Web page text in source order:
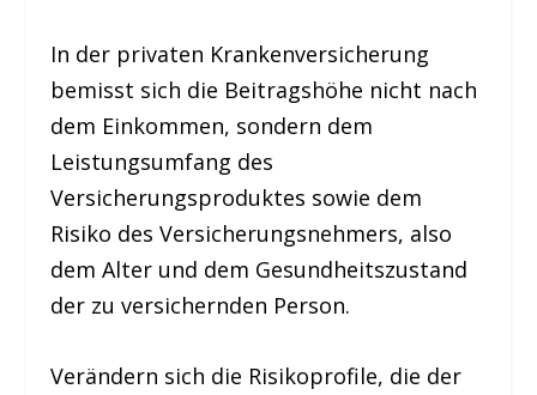
In der privaten Krankenversicherung
bemisst sich die Beitragshöhe nicht nach
dem Einkommen, sondern dem
Leistungsumfang des
Versicherungsproduktes sowie dem
Risiko des Versicherungsnehmers, also
dem Alter und dem Gesundheitszustand
der zu versichernden Person.
Verändern sich die Risikoprofile, die der